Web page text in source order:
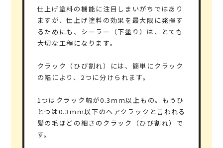
仕上げ塗料の機能に注目しまいがちではあり
ますが、仕上げ塗料の効果を最大限に発揮す
るためにも、シーラー（下塗り）は、とても
大切な工程になります。
クラック（ひび割れ）には、簡単にクラック
の幅により、2つに分けられます。
1つはクラック幅が0.3ｍｍ以上もの。もうひ
とつは0.3ｍｍ以下のヘアクラックと言われる
髪の毛ほどの細さのクラック（ひび割れ）で
す。